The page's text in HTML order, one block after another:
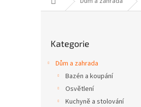
kategorie
Kategorie
Dům a zahrada
Bazén a koupání
Osvětlení
Kuchyně a stolování